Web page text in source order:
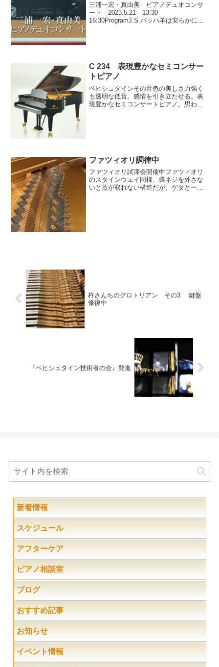
三浦一宏・真由美 ピアノデュオコンサ
ート 2023.5.21 13:30
16:30ProgramJ.S.バッハ羊は安らかに草
C 234 表現豊かなセミコンサー
トピアノ
ベヒシュタインその音色の美しさ力強く
も透明な低音。感情を引き立たせる。表
現豊かなセミコンサートピアノ。思わず
ファツィオリ調律中
ファツィオリ試弾会開催中ファツィオリ
のスタインウェイ同様、蝶ネジを外さな
いと蓋が取れない構造だが、ゲタと一体
杵さんちのグロトリアン その3 鍵盤
修復中
『ベヒシュタイン技術者の会』発進
新着情報
スケジュール
アフターケア
ピアノ相談室
ブログ
おすすめ記事
お知らせ
イベント情報